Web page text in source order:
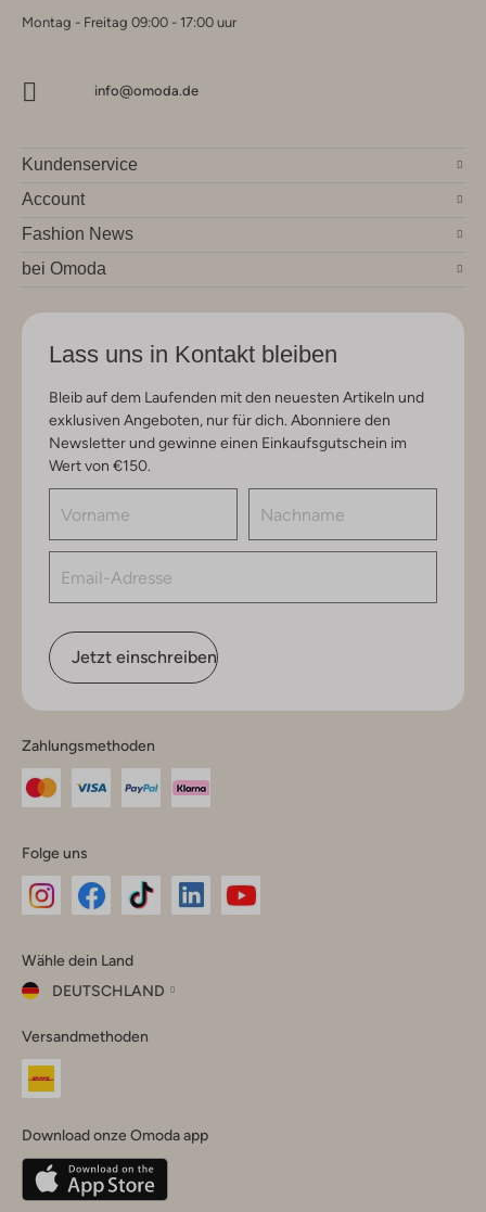
Montag - Freitag 09:00 - 17:00 uur
info@omoda.de
Kundenservice
Account
Fashion News
bei Omoda
Lass uns in Kontakt bleiben
Bleib auf dem Laufenden mit den neuesten Artikeln und
exklusiven Angeboten, nur für dich. Abonniere den
Newsletter und gewinne einen Einkaufsgutschein im
Wert von €150.
Jetzt einschreiben
Zahlungsmethoden
Folge uns
Instagram
Facebook
TikTok
Wähle dein Land
DEUTSCHLAND
dein
Land
Belgique(Français)
Deutschland
Versandmethoden
Download onze Omoda app